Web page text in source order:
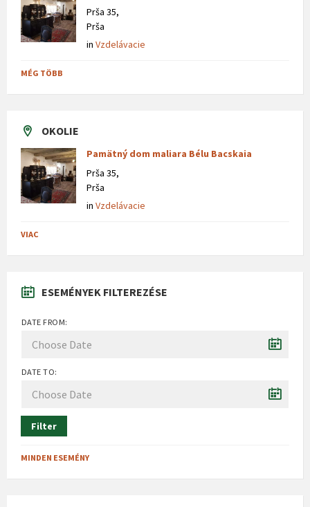
Prša 35,
Prša
in Vzdelávacie
MÉG TÖBB
OKOLIE
Pamätný dom maliara Bélu Bacskaia
Prša 35,
Prša
in Vzdelávacie
VIAC
ESEMÉNYEK FILTEREZÉSE
DATE FROM:
DATE TO:
Filter
MINDEN ESEMÉNY